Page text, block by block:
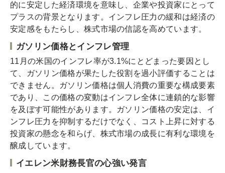
的に安定した経済環境を意味し、企業や投資家にとって
プラスの背景となります。インフレ圧力の緩和は経済の
安定感をもたらし、株式市場の信認を高めています。
ガソリン価格とインフレ管理
11月の米国のインフレ率が3.1%にとどまった要因とし
て、ガソリン価格が果たした役割を過小評価することは
できません。ガソリン価格は個人消費の重要な構成要素
であり、この価格の変動はインフレ全体に連鎖的な影響
を及ぼす可能性があります。ガソリン価格の安定は、イ
ンフレ圧力を抑制するだけでなく、コスト上昇に対する
投資家の懸念を和らげ、株式市場の成長に有利な環境を
醸成しています。
イエレン米財務長官の心強い発言